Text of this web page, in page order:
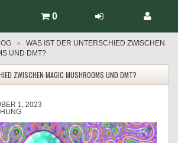
0
>
WAS IST DER UNTERSCHIED ZWISCHEN
UND DMT?
ZWISCHEN MAGIC MUSHROOMS UND DMT?
1, 2023